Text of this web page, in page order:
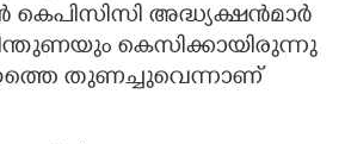
അദ്ധ്യക്ഷന്‍മാര്‍
കെസിക്കായിരുന്നു
തുണച്ചുവെന്നാണ്